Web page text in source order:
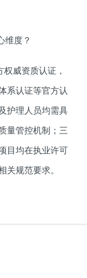
维度？
威资质认证，
系认证等官方认
护理人员均需具
量管控机制；三
目均在执业许可
规范要求。